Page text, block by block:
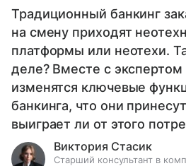
Традиционный банкинг
на смену приходят
платформы или неотехи.
деле? Вместе с экспертом
изменятся ключевые
банкинга, что они
выиграет ли от этого
Виктория Стасик
Старший консультант в